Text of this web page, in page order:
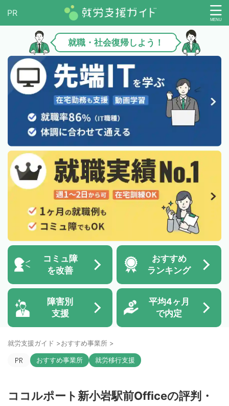
就職・社会復帰しよう！
コミュ障
を改善
おすすめ
ランキング
障害別
支援
平均4ヶ月
で内定
就労支援ガイド >おすすめ事業所 >
おすすめ事業所 就労移行支援
ココルポート新小岩駅前Officeの評判・